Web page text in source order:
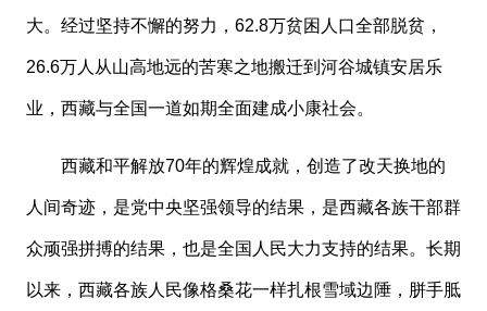
大。经过坚持不懈的努力，62.8万贫困人口全部脱贫，
26.6万人从山高地远的苦寒之地搬迁到河谷城镇安居乐
业，西藏与全国一道如期全面建成小康社会。
西藏和平解放70年的辉煌成就，创造了改天换地的
人间奇迹，是党中央坚强领导的结果，是西藏各族干部群
众顽强拼搏的结果，也是全国人民大力支持的结果。长期
以来，西藏各族人民像格桑花一样扎根雪域边陲，胼手胝